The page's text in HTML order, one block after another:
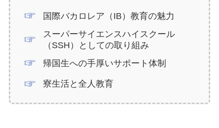
国際バカロレア（IB）教育の魅力
スーパーサイエンスハイスクール
（SSH）としての取り組み
帰国生への手厚いサポート体制
寮生活と全人教育